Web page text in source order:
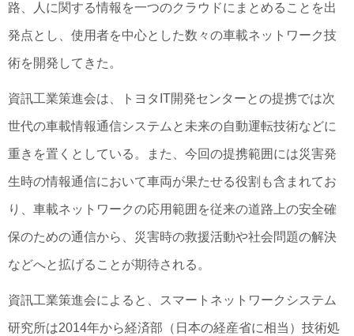
路、人に関する情報を一つのクラウドにまとめることを出
発点とし、使用者を中心とした数々の車載ネットワーク技
術を開発してきた。
資訊工業策進会は、トヨタIT開発センターとの提携では次
世代の車載情報通信システムと未来の自動運転技術などに
重きを置くとしている。また、今回の提携範囲には災害発
生時の情報通信において車両が果たせる役割も含まれてお
り、車載ネットワークの応用範囲を従来の道路上の安全確
保のための通信から、災害時の救援活動や社会問題の解決
などへと拡げることが期待される。
資訊工業策進会によると、スマートネットワークシステム
研究所は2014年から経済部（日本の経産省に相当）技術処